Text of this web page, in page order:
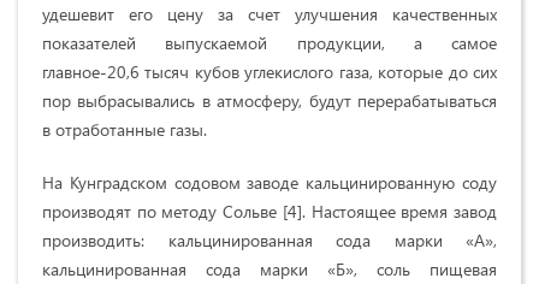
удешевит его цену за счет улучшения качественных
показателей выпускаемой продукции, а самое
главное-20,6 тысяч кубов углекислого газа, которые до сих
пор выбрасывались в атмосферу, будут перерабатываться
в отработанные газы.
На Кунградском содовом заводе кальцинированную соду
производят по методу Сольве [4]. Настоящее время завод
производить: кальцинированная сода марки «А»,
кальцинированная сода марки «Б», соль пищевая